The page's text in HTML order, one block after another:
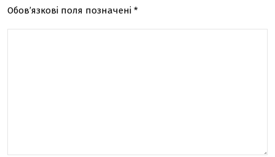
ор?
Обов’язкові поля позначені *